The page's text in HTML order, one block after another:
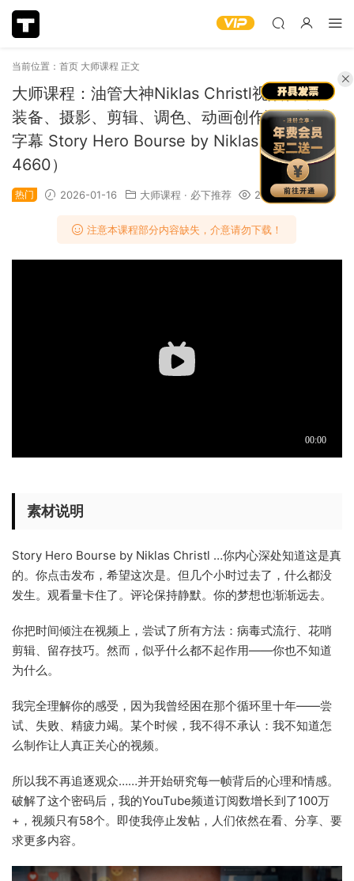
当前位置： 首页 大师课程 正文
大师课程：油管大神Niklas Christl视频脚本、
装备、摄影、剪辑、调色、动画创作课程 中文
字幕 Story Hero Bourse by Niklas Christl（1
4660）
热门 2026-01-16 大师课程 · 必下推荐 2.01k
注意本课程部分内容缺失，介意请勿下载！
素材说明
Story Hero Bourse by Niklas Christl …你内心深处知道这是真
的。你点击发布，希望这次是。但几个小时过去了，什么都没
发生。观看量卡住了。评论保持静默。 你的梦想也渐渐远去。
你把时间倾注在视频上，尝试了所有方法：病毒式流行、花哨
剪辑、留存技巧。然而，似乎什么都不起作用——你也不知道
为什么。
我完全理解你的感受，因为我曾经困在那个循环里十年——尝
试、失败、精疲力竭。某个时候，我不得不承认： 我不知道怎
么制作让人真正关心的视频。
所以我不再追逐观众……并开始研究每一帧背后的心理和情感。
破解了这个密码后，我的YouTube频道订阅数增长到了100万
+，视频只有58个。 即使我停止发帖，人们依然在看、分享、要
求更多内容。